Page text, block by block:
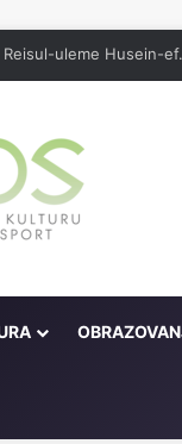
je dar Milostivog